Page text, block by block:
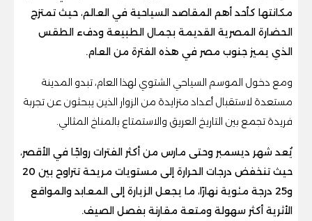
مكانتها كأحد أهم المقاصد السياحية في العالم، حيث تمتزج
الحضارة المصرية القديمة بجمال الطبيعة ودفء الطقس
الذي يميز جنوب مصر في هذه الفترة من العام.
ومع دخول الموسم السياحي الشتوي لهذا العام، تبدو المدينة
مستعدة لاستقبال أعداد متزايدة من الزوار الذين يبحثون عن تجربة
فريدة تجمع بين التاريخ العريق والاستمتاع بالمناخ المثالي.
يُعد شهر ديسمبر وحتى مارس من أكثر الفترات رواجًا في الأقصر،
حيث تنخفض درجات الحرارة إلى مستويات مريحة تتراوح بين 20
و25 درجة مئوية نهارًا، ما يجعل الزيارة إلى المعابد والمواقع
الأثرية أكثر سهولة ومتعة مقارنة بفصل الصيف.